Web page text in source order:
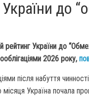
до
рейтинг України до
2026 року,
після набуття
Україна почала